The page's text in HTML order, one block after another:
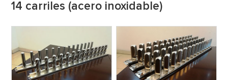
14 carriles (acero inoxidable)